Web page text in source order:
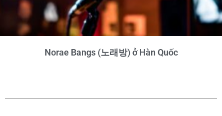
Norae Bangs (노래방) ở Hàn Quốc